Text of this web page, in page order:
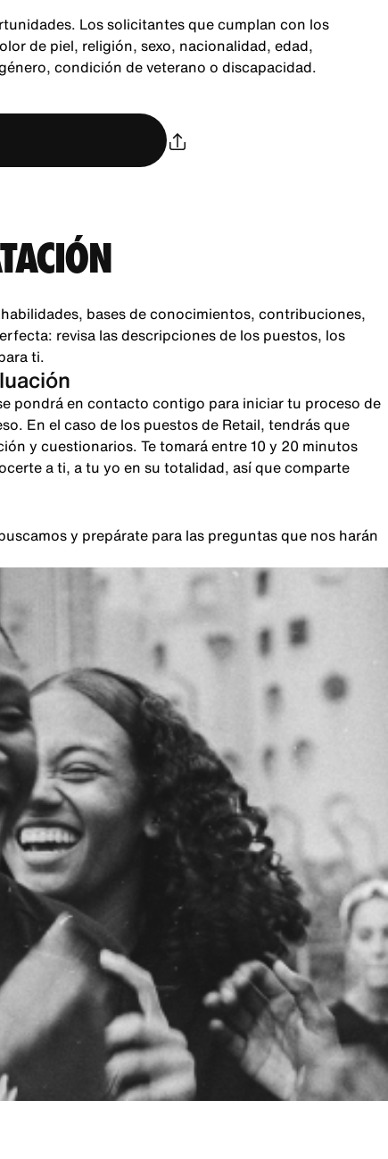
Los solicitantes que cumplan con los
de piel, religión, sexo, nacionalidad, edad,
condición de veterano o discapacidad.
bases de conocimientos, contribuciones,
revisa las descripciones de los puestos, los
ti.
pondrá en contacto contigo para iniciar tu proceso de
En el caso de los puestos de Retail, tendrás que
y cuestionarios. Te tomará entre 10 y 20 minutos
a ti, a tu yo en su totalidad, así que comparte
y prepárate para las preguntas que nos harán